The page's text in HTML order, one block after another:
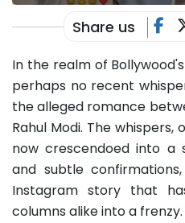
Share us
In the realm of
perhaps no recent
the alleged romance
Rahul Modi. The
now crescendoed into a
and subtle
Instagram story that
columns alike into a frenzy.